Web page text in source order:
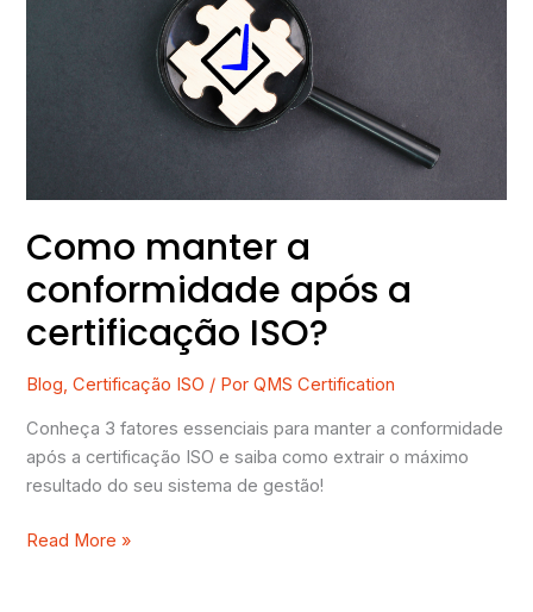
Como manter a
conformidade após a
certificação ISO?
Blog,Certificação ISO / PorQMS Certification
Conheça 3 fatores essenciais para manter a conformidade
após a certificação ISO e saiba como extrair o máximo
resultado do seu sistema de gestão!
Read More »